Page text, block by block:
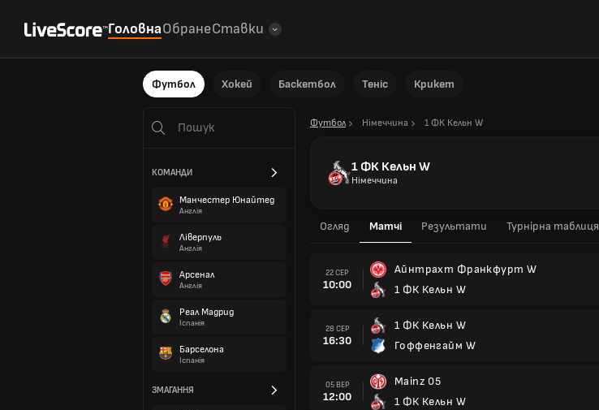
ГоловнаОбранеСтавки
Футбол Хокей Баскетбол Теніс Крикет
КОМАНДИ
Манчестер Юнайтед
Англія
Ліверпуль
Англія
Арсенал
Англія
Реал Мадрид
Іспанія
Барселона
Іспанія
ЗМАГАННЯ
Футбол Німеччина 1 ФК Кельн W
1 ФК Кельн W
Німеччина
Огляд Матчі Результати Турнірна таблиця
22 СЕР
10:00
Айнтрахт Франкфурт W
1 ФК Кельн W
28 СЕР
16:30
1 ФК Кельн W
Гоффенгайм W
05 ВЕР
12:00
Mainz 05
1 ФК Кельн W